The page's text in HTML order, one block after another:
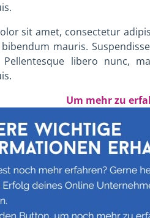
sit amet, consectetur
mauris.
Pellentesque libero nunc,
Um mehr zu